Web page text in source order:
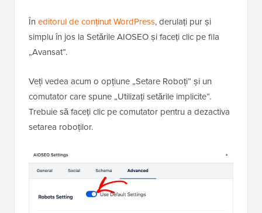
În editorul de conținut WordPress, derulați pur și
simplu în jos la Setările AIOSEO și faceți clic pe fila
„Avansat”.
Veți vedea acum o opțiune „Setare Roboți” și un
comutator care spune „Utilizați setările implicite”.
Trebuie să faceți clic pe comutator pentru a dezactiva
setarea roboților.